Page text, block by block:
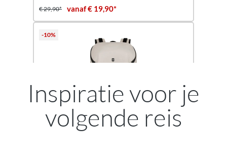
€ 29,90* vanaf € 19,90*
-10%
Inspiratie voor je
volgende reis